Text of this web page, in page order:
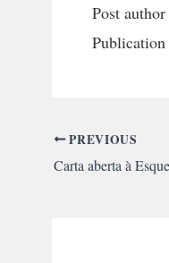
Post author
PREVIOUS